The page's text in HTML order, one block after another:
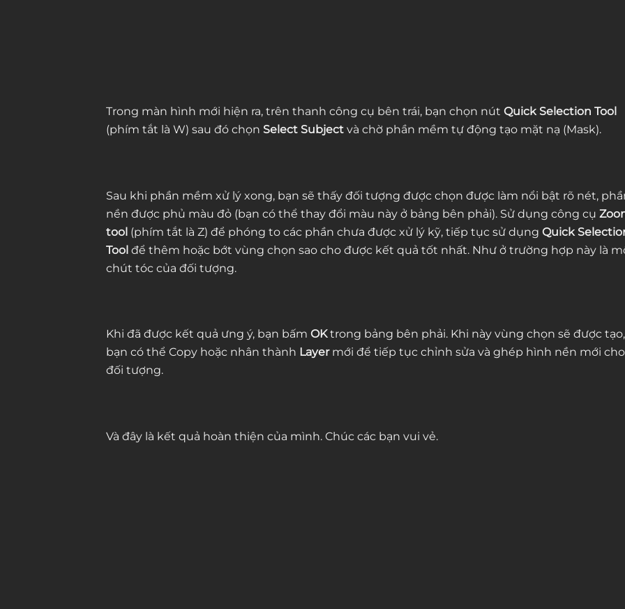
Trong màn hình mới hiện ra, trên thanh công cụ bên trái, bạn chọn nút Quick Selection Tool
(phím tắt là W) sau đó chọn Select Subject và chờ phần mềm tự động tạo mặt nạ (Mask).
Sau khi phần mềm xử lý xong, bạn sẽ thấy đối tượng được chọn được làm nổi bật rõ nét,
nền được phủ màu đỏ (bạn có thể thay đổi màu này ở bảng bên phải). Sử dụng công cụ
tool (phím tắt là Z) để phóng to các phần chưa được xử lý kỹ, tiếp tục sử dụng Quick
Tool để thêm hoặc bớt vùng chọn sao cho được kết quả tốt nhất. Như ở trường hợp này là
chút tóc của đối tượng.
Khi đã được kết quả ưng ý, bạn bấm OKtrong bảng bên phải. Khi này vùng chọn sẽ được tạo,
bạn có thể Copy hoặc nhân thành Layermới để tiếp tục chỉnh sửa và ghép hình nền mới cho
đối tượng.
Và đây là kết quả hoàn thiện của mình. Chúc các bạn vui vẻ.